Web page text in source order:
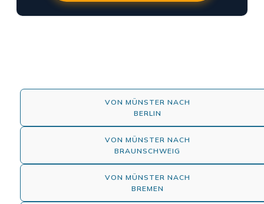
VON MÜNSTER NACH
BERLIN
VON MÜNSTER NACH
BRAUNSCHWEIG
VON MÜNSTER NACH
BREMEN